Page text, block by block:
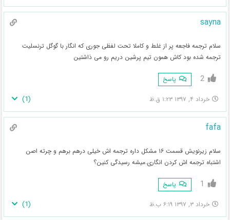
sayna
سلام ترجمه فاجعه پر از غلط و کاملا تحت لفظی جوری که انگار با گوگل ترنسلیت
ترجمه شده بود کاش همون تیم پرشین دریم رو می ذاشتین
2 پاسخ
خرداد ۴, ۱۳۹۷ ۱:۲۳ ق.ظ (
1
)
fafa
سلام زیرنویش قسمت ۱۶ مشکل داره ترجمه اش خیلی درهم برهم و چرته اصن
اشتباه ترجمه اش کردن انگاری.میشه رسیدگی کنین؟
1 پاسخ
خرداد ۳, ۱۳۹۷ ۶:۱۹ ب.ظ (
1
)